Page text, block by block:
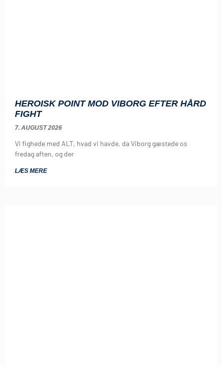
HEROISK POINT MOD VIBORG EFTER HÅRD
FIGHT
7. AUGUST 2026
Vi fighede med ALT, hvad vi havde, da Viborg gæstede os
fredag aften, og der
LÆS MERE